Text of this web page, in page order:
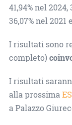
41,94% nel 2024,
36,07% nel 2021
I risultati sono
completo)
I risultati
alla prossima
a Palazzo